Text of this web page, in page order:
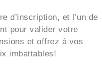
d’inscription, et l’un de
pour valider votre
et offrez à vos
imbattables!